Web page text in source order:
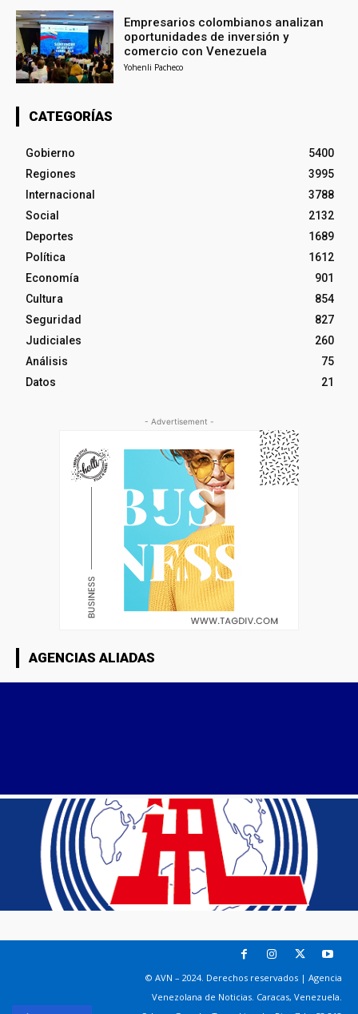
Empresarios colombianos analizan
oportunidades de inversión y
comercio con Venezuela
Yohenli Pacheco
CATEGORÍAS
Gobierno
5400
Regiones
3995
Internacional
3788
Social
2132
Deportes
1689
Política
1612
Economía
901
Cultura
854
Seguridad
827
Judiciales
260
Análisis
75
Datos
21
- Advertisement -
AGENCIAS ALIADAS
© AVN – 2024. Derechos reservados | Agencia
Venezolana de Noticias. Caracas, Venezuela.